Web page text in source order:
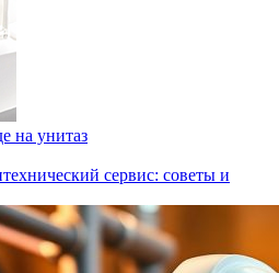
на унитаз
сервис: советы и